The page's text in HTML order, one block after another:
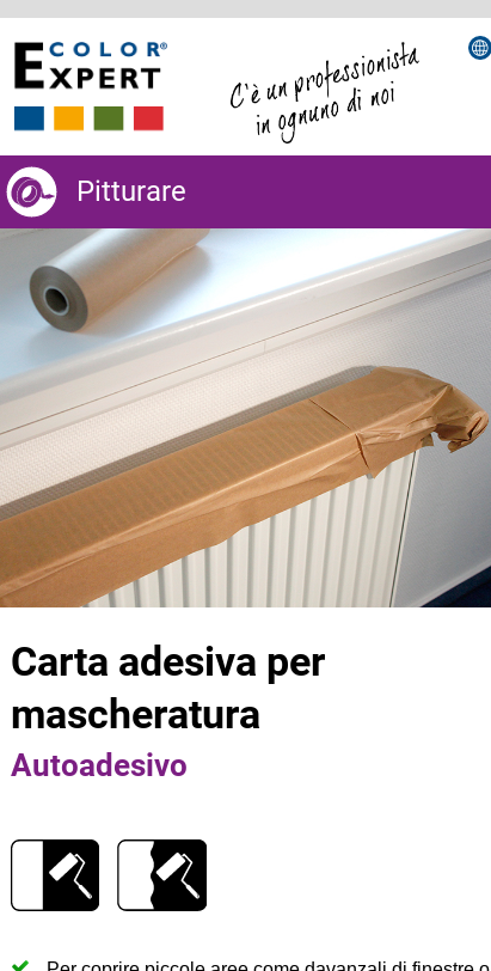
Pitturare
Carta adesiva per
mascheratura
Autoadesivo